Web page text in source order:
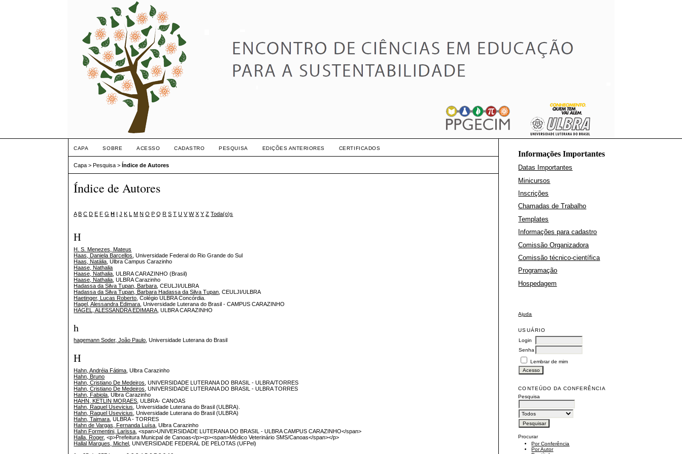
Informações Importantes
Datas Importantes
Minicursos
Inscrições
Chamadas de Trabalho
Templates
Informações para cadastro
Comissão Organizadora
Comissão técnico-científica
Programação
Hospedagem
Ajuda
USUÁRIO
Login
Senha
Lembrar de mim
CONTEÚDO DA CONFERÊNCIA
Pesquisa
Procurar
Por Conferência
Por Autor
CAPA SOBRE ACESSO CADASTRO PESQUISA EDIÇÕES ANTERIORES CERTIFICADOS
Capa >Pesquisa >Índice de Autores
Índice de Autores
A B C D E F G H I J K L M N O P Q R S T U V W X Y Z Toda(o)s
H
H. S. Menezes, Mateus
Haas, Daniela Barcellos , Universidade Federal do Rio Grande do Sul
Haas, Natália , Ulbra Campus Carazinho
Haase, Nathalia
Haase, Nathalia , ULBRA CARAZINHO (Brasil)
Haase, Nathalia , ULBRA Carazinho
Hadassa da Silva Tupan, Barbara , CEULJI/ULBRA
Hadassa da Silva Tupan, Barbara Hadassa da Silva Tupan , CEULJI/ULBRA
Haetinger, Lucas Roberto , Colégio ULBRA Concórdia.
Hagel, Alessandra Edimara , Universidade Luterana do Brasil - CAMPUS CARAZINHO
HAGEL, ALESSANDRA EDIMARA , ULBRA CARAZINHO
h
hagemann Soder, João Paulo, Universidade Luterana do Brasil
H
Hahn, Andréia Fátima , Ulbra Carazinho
Hahn, Bruno
Hahn, Cristiano De Medeiros , UNIVERSIDADE LUTERANA DO BRASIL - ULBRA/TORRES
Hahn, Cristiano De Medeiros , UNIVERSIDADE LUTERANA DO BRASIL - ULBRA TORRES
Hahn, Fabiola , Ulbra Carazinho
HAHN, KETLIN MORAES , ULBRA- CANOAS
Hahn, Raquel Usevicius , Universidade Luterana do Brasil (ULBRA).
Hahn, Raquel Usevicius , Universidade Luterana do Brasil (ULBRA)
Hahn, Taimara , ULBRA - TORRES
Hahn de Vargas, Fernanda Luísa , Ulbra Carazinho
Hahn Formentini, Larissa , <span>UNIVERSIDADE LUTERANA DO BRASIL - ULBRA CAMPUS CARAZINHO</span>
Halla, Roger, <p>Prefeitura Municpal de Canoas</p><p><span>Médico Veterinário SMS/Canoas</span></p>
Hallal Marques, Michel , UNIVERSIDADE FEDERAL DE PELOTAS (UFPel)